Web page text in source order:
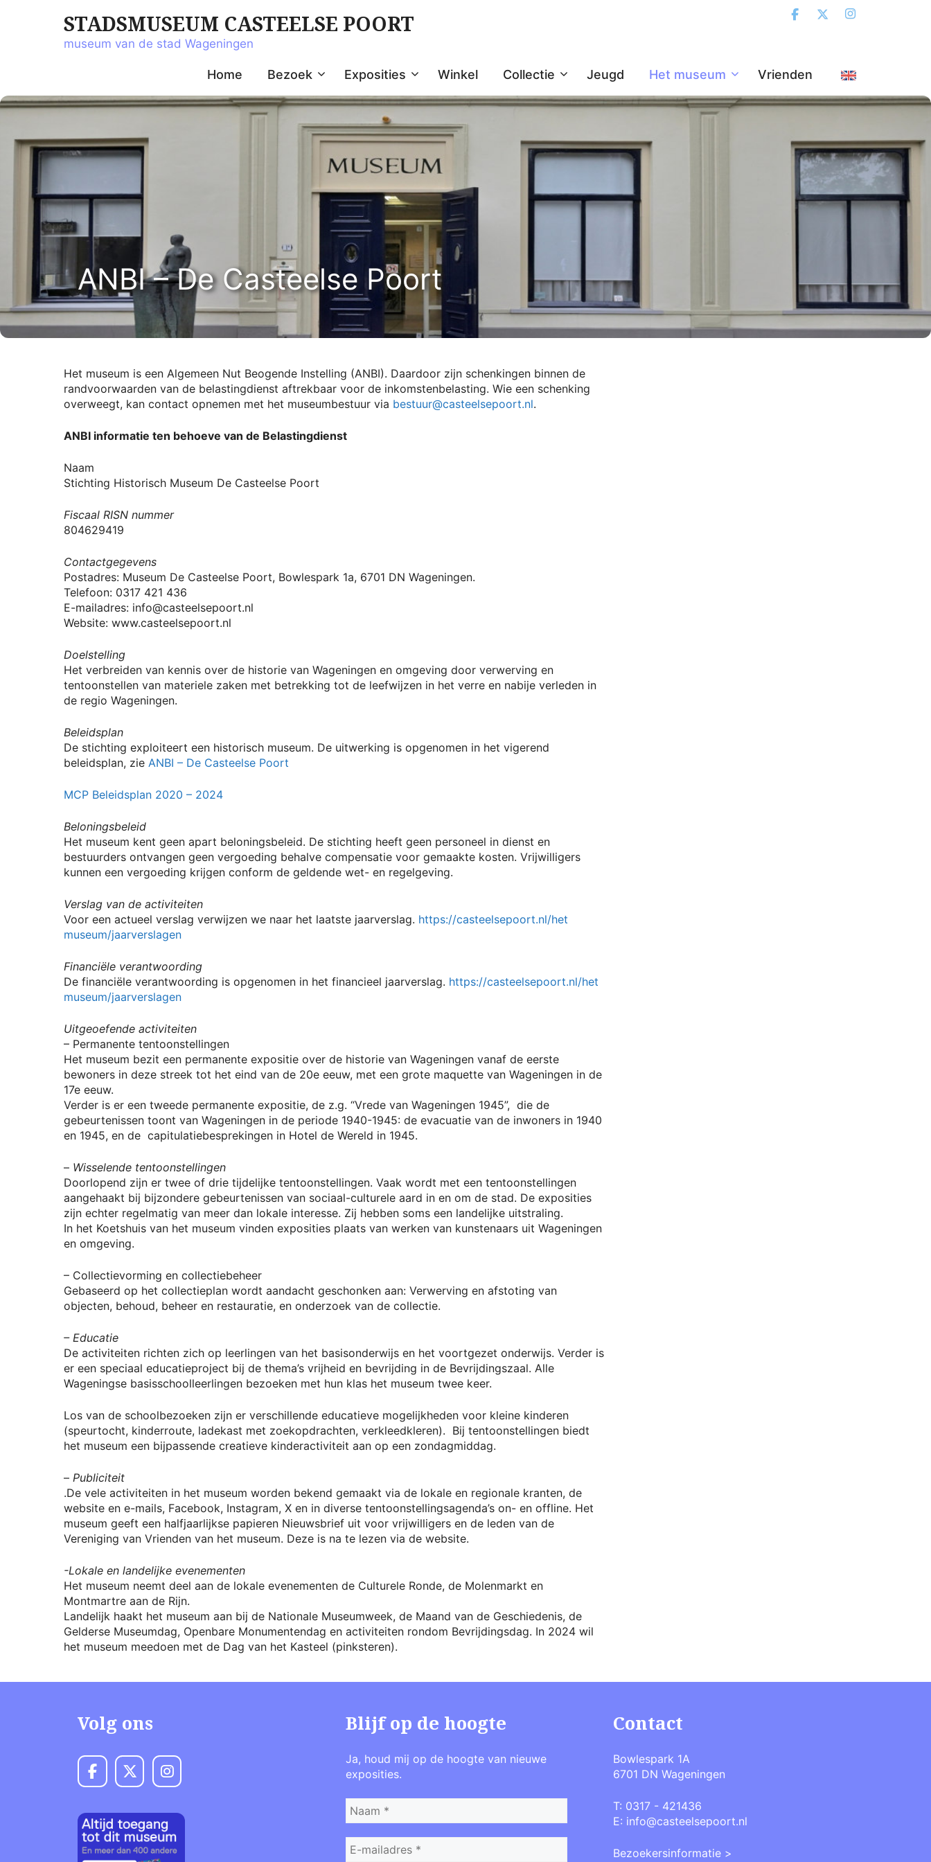
STADSMUSEUM CASTEELSE POORT
museum van de stad Wageningen
Home Bezoek Exposities Winkel Collectie Jeugd Het museum Vrienden
ANBI – De Casteelse Poort
Het museum is een Algemeen Nut Beogende Instelling (ANBI). Daardoor zijn schenkingen binnen de
randvoorwaarden van de belastingdienst aftrekbaar voor de inkomstenbelasting. Wie een schenking
overweegt, kan contact opnemen met het museumbestuur via bestuur@casteelsepoort.nl.
ANBI informatie ten behoeve van de Belastingdienst
Naam
Stichting Historisch Museum De Casteelse Poort
Fiscaal RISN nummer
804629419
Contactgegevens
Postadres: Museum De Casteelse Poort, Bowlespark 1a, 6701 DN Wageningen.
Telefoon: 0317 421 436
E-mailadres: info@casteelsepoort.nl
Website: www.casteelsepoort.nl
Doelstelling
Het verbreiden van kennis over de historie van Wageningen en omgeving door verwerving en
tentoonstellen van materiele zaken met betrekking tot de leefwijzen in het verre en nabije verleden in
de regio Wageningen.
Beleidsplan
De stichting exploiteert een historisch museum. De uitwerking is opgenomen in het vigerend
beleidsplan, zie ANBI – De Casteelse Poort
MCP Beleidsplan 2020 – 2024
Beloningsbeleid
Het museum kent geen apart beloningsbeleid. De stichting heeft geen personeel in dienst en
bestuurders ontvangen geen vergoeding behalve compensatie voor gemaakte kosten. Vrijwilligers
kunnen een vergoeding krijgen conform de geldende wet- en regelgeving.
Verslag van de activiteiten
Voor een actueel verslag verwijzen we naar het laatste jaarverslag. https://casteelsepoort.nl/het
museum/jaarverslagen
Financiële verantwoording
De financiële verantwoording is opgenomen in het financieel jaarverslag. https://casteelsepoort.nl/het
museum/jaarverslagen
Uitgeoefende activiteiten
– Permanente tentoonstellingen
Het museum bezit een permanente expositie over de historie van Wageningen vanaf de eerste
bewoners in deze streek tot het eind van de 20e eeuw, met een grote maquette van Wageningen in de
17e eeuw.
Verder is er een tweede permanente expositie, de z.g. “Vrede van Wageningen 1945”, die de
gebeurtenissen toont van Wageningen in de periode 1940-1945: de evacuatie van de inwoners in 1940
en 1945, en de capitulatiebesprekingen in Hotel de Wereld in 1945.
– Wisselende tentoonstellingen
Doorlopend zijn er twee of drie tijdelijke tentoonstellingen. Vaak wordt met een tentoonstellingen
aangehaakt bij bijzondere gebeurtenissen van sociaal-culturele aard in en om de stad. De exposities
zijn echter regelmatig van meer dan lokale interesse. Zij hebben soms een landelijke uitstraling.
In het Koetshuis van het museum vinden exposities plaats van werken van kunstenaars uit Wageningen
en omgeving.
– Collectievorming en collectiebeheer
Gebaseerd op het collectieplan wordt aandacht geschonken aan: Verwerving en afstoting van
objecten, behoud, beheer en restauratie, en onderzoek van de collectie.
– Educatie
De activiteiten richten zich op leerlingen van het basisonderwijs en het voortgezet onderwijs. Verder is
er een speciaal educatieproject bij de thema’s vrijheid en bevrijding in de Bevrijdingszaal. Alle
Wageningse basisschoolleerlingen bezoeken met hun klas het museum twee keer.
Los van de schoolbezoeken zijn er verschillende educatieve mogelijkheden voor kleine kinderen
(speurtocht, kinderroute, ladekast met zoekopdrachten, verkleedkleren). Bij tentoonstellingen biedt
het museum een bijpassende creatieve kinderactiviteit aan op een zondagmiddag.
– Publiciteit
.De vele activiteiten in het museum worden bekend gemaakt via de lokale en regionale kranten, de
website en e-mails, Facebook, Instagram, X en in diverse tentoonstellingsagenda’s on- en offline. Het
museum geeft een halfjaarlijkse papieren Nieuwsbrief uit voor vrijwilligers en de leden van de
Vereniging van Vrienden van het museum. Deze is na te lezen via de website.
-Lokale en landelijke evenementen
Het museum neemt deel aan de lokale evenementen de Culturele Ronde, de Molenmarkt en
Montmartre aan de Rijn.
Landelijk haakt het museum aan bij de Nationale Museumweek, de Maand van de Geschiedenis, de
Gelderse Museumdag, Openbare Monumentendag en activiteiten rondom Bevrijdingsdag. In 2024 wil
het museum meedoen met de Dag van het Kasteel (pinksteren).
Volg ons Blijf op de hoogte
Ja, houd mij op de hoogte van nieuwe
exposities.
Contact
Bowlespark 1A
6701 DN Wageningen
T: 0317 - 421436
E: info@casteelsepoort.nl
Bezoekersinformatie >